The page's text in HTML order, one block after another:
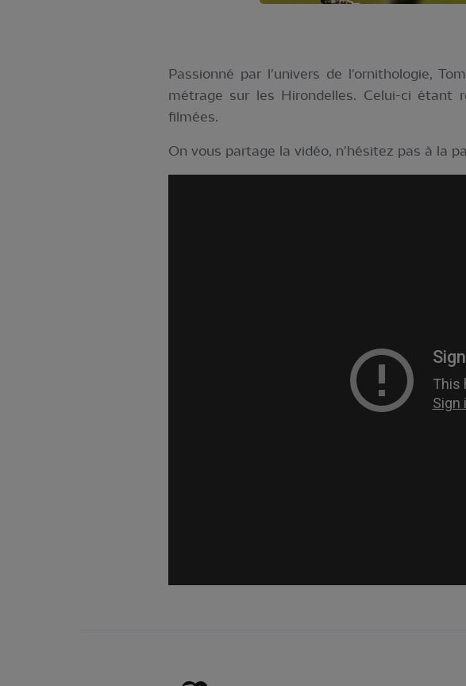
Passionné par l'univers de l'ornithologie,
métrage sur les Hirondelles. Celui-ci étant
filmées.
On vous partage la vidéo, n'hésitez pas à la